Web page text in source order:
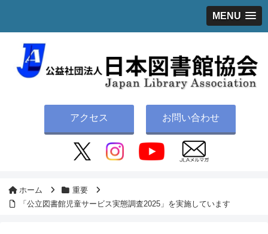
MENU
アクセス お問い合わせ
ホーム
重要
「公立図書館児童サービス実態調査2025」を実施しています